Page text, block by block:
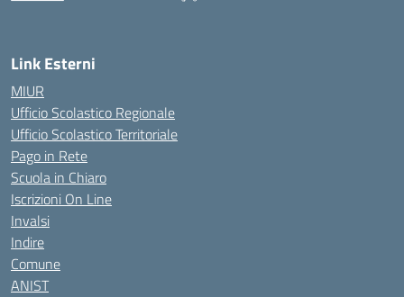
Link Esterni
MIUR
Ufficio Scolastico Regionale
Ufficio Scolastico Territoriale
Pago in Rete
Scuola in Chiaro
Iscrizioni On Line
Invalsi
Indire
Comune
ANIST